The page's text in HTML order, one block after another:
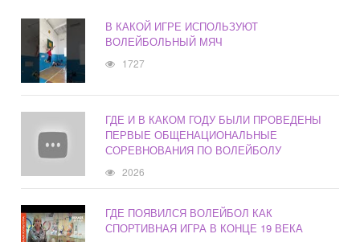
В КАКОЙ ИГРЕ ИСПОЛЬЗУЮТ
ВОЛЕЙБОЛЬНЫЙ МЯЧ
1727
ГДЕ И В КАКОМ ГОДУ БЫЛИ ПРОВЕДЕНЫ
ПЕРВЫЕ ОБЩЕНАЦИОНАЛЬНЫЕ
СОРЕВНОВАНИЯ ПО ВОЛЕЙБОЛУ
2026
ГДЕ ПОЯВИЛСЯ ВОЛЕЙБОЛ КАК
СПОРТИВНАЯ ИГРА В КОНЦЕ 19 ВЕКА